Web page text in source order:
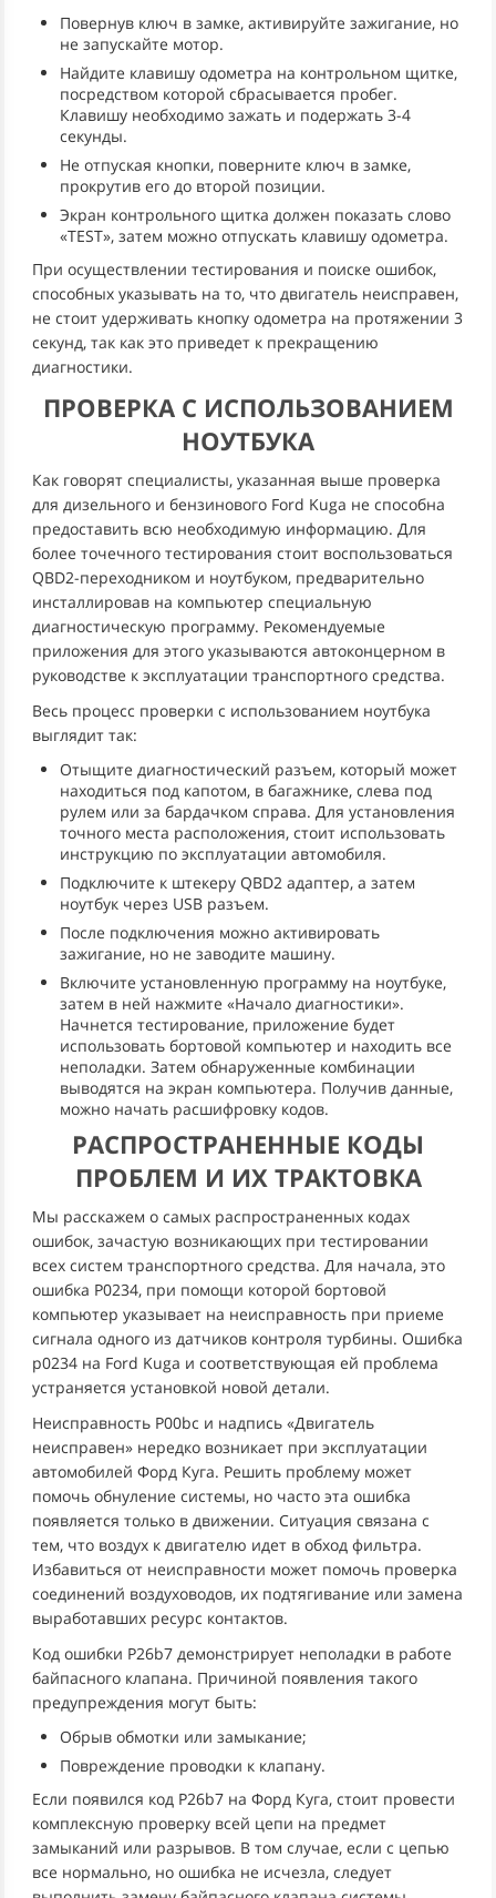
Повернув ключ в замке, активируйте зажигание, но
не запускайте мотор.
Найдите клавишу одометра на контрольном щитке,
посредством которой сбрасывается пробег.
Клавишу необходимо зажать и подержать 3-4
секунды.
Не отпуская кнопки, поверните ключ в замке,
прокрутив его до второй позиции.
Экран контрольного щитка должен показать слово
«TEST», затем можно отпускать клавишу одометра.
При осуществлении тестирования и поиске ошибок,
способных указывать на то, что двигатель неисправен,
не стоит удерживать кнопку одометра на протяжении 3
секунд, так как это приведет к прекращению
диагностики.
ПРОВЕРКА С ИСПОЛЬЗОВАНИЕМ
НОУТБУКА
Как говорят специалисты, указанная выше проверка
для дизельного и бензинового Ford Kuga не способна
предоставить всю необходимую информацию. Для
более точечного тестирования стоит воспользоваться
QBD2-переходником и ноутбуком, предварительно
инсталлировав на компьютер специальную
диагностическую программу. Рекомендуемые
приложения для этого указываются автоконцерном в
руководстве к эксплуатации транспортного средства.
Весь процесс проверки с использованием ноутбука
выглядит так:
Отыщите диагностический разъем, который может
находиться под капотом, в багажнике, слева под
рулем или за бардачком справа. Для установления
точного места расположения, стоит использовать
инструкцию по эксплуатации автомобиля.
Подключите к штекеру QBD2 адаптер, а затем
ноутбук через USB разъем.
После подключения можно активировать
зажигание, но не заводите машину.
Включите установленную программу на ноутбуке,
затем в ней нажмите «Начало диагностики».
Начнется тестирование, приложение будет
использовать бортовой компьютер и находить все
неполадки. Затем обнаруженные комбинации
выводятся на экран компьютера. Получив данные,
можно начать расшифровку кодов.
РАСПРОСТРАНЕННЫЕ КОДЫ
ПРОБЛЕМ И ИХ ТРАКТОВКА
Мы расскажем о самых распространенных кодах
ошибок, зачастую возникающих при тестировании
всех систем транспортного средства. Для начала, это
ошибка P0234, при помощи которой бортовой
компьютер указывает на неисправность при приеме
сигнала одного из датчиков контроля турбины. Ошибка
p0234 на Ford Kuga и соответствующая ей проблема
устраняется установкой новой детали.
Неисправность P00bc и надпись «Двигатель
неисправен» нередко возникает при эксплуатации
автомобилей Форд Куга. Решить проблему может
помочь обнуление системы, но часто эта ошибка
появляется только в движении. Ситуация связана с
тем, что воздух к двигателю идет в обход фильтра.
Избавиться от неисправности может помочь проверка
соединений воздуховодов, их подтягивание или замена
выработавших ресурс контактов.
Код ошибки P26b7 демонстрирует неполадки в работе
байпасного клапана. Причиной появления такого
предупреждения могут быть:
Обрыв обмотки или замыкание;
Повреждение проводки к клапану.
Если появился код P26b7 на Форд Куга, стоит провести
комплексную проверку всей цепи на предмет
замыканий или разрывов. В том случае, если с цепью
все нормально, но ошибка не исчезла, следует